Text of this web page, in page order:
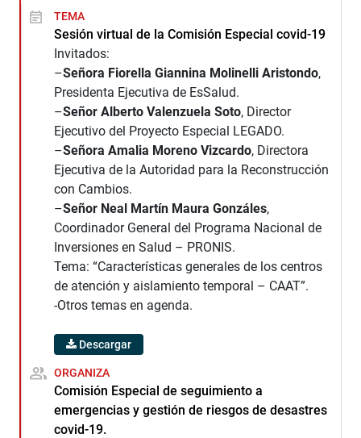
TEMA
Sesión virtual de la Comisión Especial covid-19
Invitados:
–Señora Fiorella Giannina Molinelli Aristondo,
Presidenta Ejecutiva de EsSalud.
–Señor Alberto Valenzuela Soto, Director
Ejecutivo del Proyecto Especial LEGADO.
–Señora Amalia Moreno Vizcardo, Directora
Ejecutiva de la Autoridad para la Reconstrucción
con Cambios.
–Señor Neal Martín Maura Gonzáles,
Coordinador General del Programa Nacional de
Inversiones en Salud – PRONIS.
Tema: “Características generales de los centros
de atención y aislamiento temporal – CAAT”.
-Otros temas en agenda.
Descargar
ORGANIZA
Comisión Especial de seguimiento a
emergencias y gestión de riesgos de desastres
covid-19.